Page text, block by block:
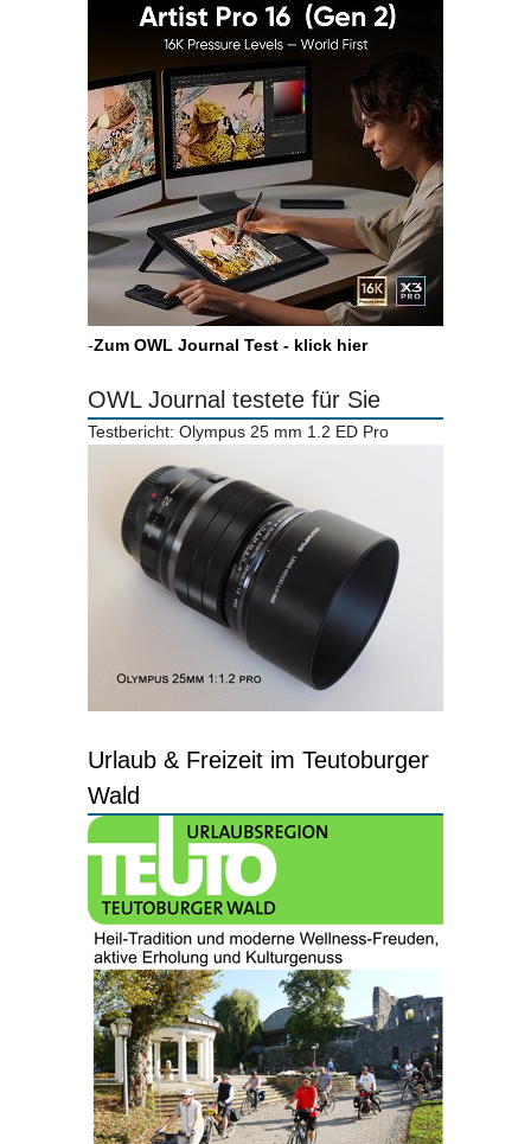
-Zum OWL Journal Test - klick hier
OWL Journal testete für Sie
Testbericht: Olympus 25 mm 1.2 ED Pro
Urlaub & Freizeit im Teutoburger
Wald